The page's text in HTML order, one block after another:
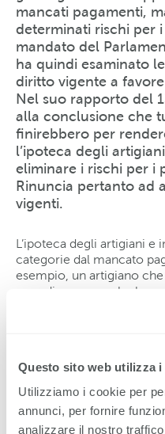
Questo sito web utilizza i
Utilizziamo i cookie per
annunci, per fornire
analizzare il nostro
mancati pagamenti,
determinati rischi per
mandato del
ha quindi esaminato
diritto vigente a
Nel suo rapporto del
alla conclusione che
finirebbero per
l’ipoteca degli
eliminare i rischi per i
Rinuncia pertanto ad
vigenti.
L’ipoteca degli artigiani
categorie dal mancato
esempio, un artigiano
armadio a muro che ha
iscrivere nel registro
fondo in questione, che
Ciò comporta tuttavia
proprietario del fondo,
impresario costruttore di
che paghi le fatture dei